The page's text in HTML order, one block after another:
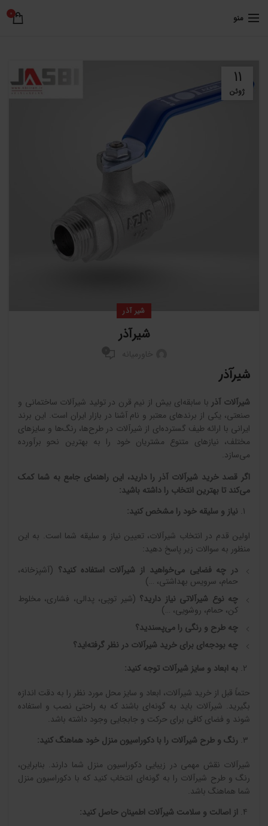
منو 0
11
ژوئن
شیر آذر
شیرآذر
شیرآذر
شیرآلات آذر با سابقه‌ای بیش از نیم قرن در تولید شیرآلات ساختمانی و
صنعتی، یکی از برندهای معتبر و نام آشنا در بازار ایران است. این برند
ایرانی با ارائه طیف گسترده‌ای از شیرآلات در طرح‌ها، رنگ‌ها و سایزهای
مختلف، نیازهای متنوع مشتریان خود را به بهترین نحو برآورده
می‌سازد.
اگر قصد خرید شیرآلات آذر را دارید، این راهنمای جامع به شما کمک
می‌کند تا بهترین انتخاب را داشته باشید:
نیاز و سلیقه خود را مشخص کنید:
اولین قدم در انتخاب شیرآلات، تعیین نیاز و سلیقه شما است. به این
منظور به سوالات زیر پاسخ دهید:
در چه فضایی می‌خواهید از شیرآلات استفاده کنید؟ (آشپزخانه،
حمام، سرویس بهداشتی، …)
چه نوع شیرآلاتی نیاز دارید؟ (شیر توپی، پدالی، فشاری، مخلوط
کن، حمام، روشویی، …)
چه طرح و رنگی را می‌پسندید؟
چه بودجه‌ای برای خرید شیرآلات در نظر گرفته‌اید؟
به ابعاد و سایز شیرآلات توجه کنید:
حتماً قبل از خرید شیرآلات، ابعاد و سایز محل مورد نظر را به دقت اندازه
بگیرید. شیرآلات باید به گونه‌ای باشند که به راحتی نصب و استفاده
شوند و فضای کافی برای حرکت و جابجایی وجود داشته باشد.
رنگ و طرح شیرآلات را با دکوراسیون منزل خود هماهنگ کنید:
شیرآلات نقش مهمی در زیبایی دکوراسیون منزل شما دارند. بنابراین،
رنگ و طرح شیرآلات را به گونه‌ای انتخاب کنید که با دکوراسیون منزل
شما هماهنگ باشد.
از اصالت و سلامت شیرآلات اطمینان حاصل کنید: